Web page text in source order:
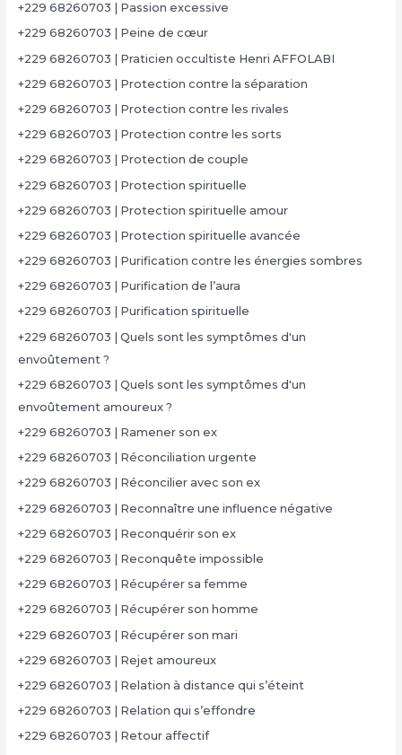
+229 68260703 | Passion excessive
+229 68260703 | Peine de cœur
+229 68260703 | Praticien occultiste Henri AFFOLABI
+229 68260703 | Protection contre la séparation
+229 68260703 | Protection contre les rivales
+229 68260703 | Protection contre les sorts
+229 68260703 | Protection de couple
+229 68260703 | Protection spirituelle
+229 68260703 | Protection spirituelle amour
+229 68260703 | Protection spirituelle avancée
+229 68260703 | Purification contre les énergies sombres
+229 68260703 | Purification de l’aura
+229 68260703 | Purification spirituelle
+229 68260703 | Quels sont les symptômes d'un
envoûtement ?
+229 68260703 | Quels sont les symptômes d'un
envoûtement amoureux ?
+229 68260703 | Ramener son ex
+229 68260703 | Réconciliation urgente
+229 68260703 | Réconcilier avec son ex
+229 68260703 | Reconnaître une influence négative
+229 68260703 | Reconquérir son ex
+229 68260703 | Reconquête impossible
+229 68260703 | Récupérer sa femme
+229 68260703 | Récupérer son homme
+229 68260703 | Récupérer son mari
+229 68260703 | Rejet amoureux
+229 68260703 | Relation à distance qui s’éteint
+229 68260703 | Relation qui s’effondre
+229 68260703 | Retour affectif